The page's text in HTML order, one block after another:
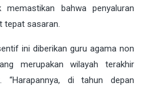
bahwa penyaluran
sasaran.
ini diberikan guru agama non
merupakan wilayah terakhir
“Harapannya, di tahun depan